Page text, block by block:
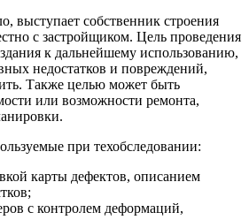
выступает собственник строения
с застройщиком. Цель проведения
к дальнейшему использованию,
недостатков и повреждений,
Также целью может быть
или возможности ремонта,
при техобследовании:
карты дефектов, описанием
с контролем деформаций,